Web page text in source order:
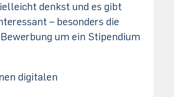
denkst und es gibt
– besonders die
um ein Stipendium
digitalen